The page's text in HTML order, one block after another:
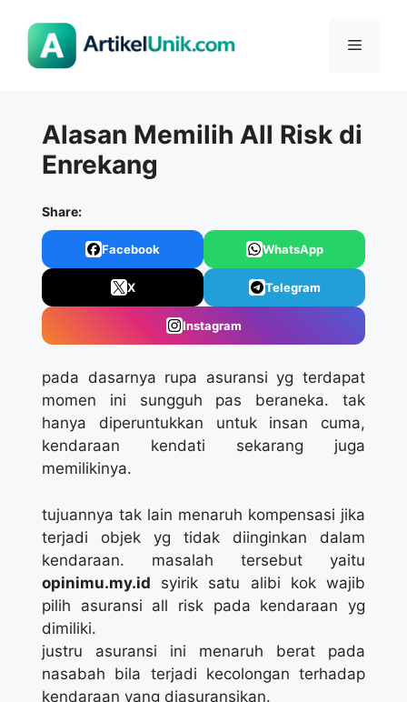
Menu
Alasan Memilih All Risk di
Enrekang
Share:
Facebook WhatsApp
X Telegram
Instagram
pada dasarnya rupa asuransi yg terdapat
momen ini sungguh pas beraneka. tak
hanya diperuntukkan untuk insan cuma,
kendaraan kendati sekarang juga
memilikinya.
tujuannya tak lain menaruh kompensasi jika
terjadi objek yg tidak diinginkan dalam
kendaraan. masalah tersebut yaitu
opinimu.my.id syirik satu alibi kok wajib
pilih asuransi all risk pada kendaraan yg
dimiliki.
justru asuransi ini menaruh berat pada
nasabah bila terjadi kecolongan terhadap
kendaraan yang diasuransikan.